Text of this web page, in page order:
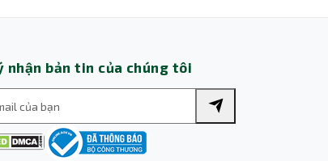
nhận bản tin của chúng tôi